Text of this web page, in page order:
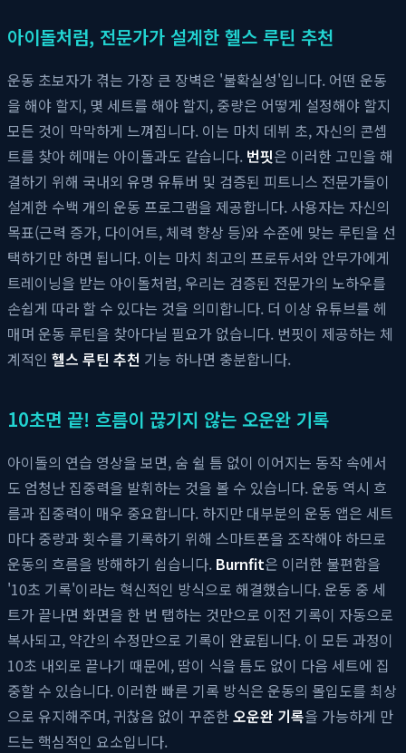
아이돌처럼, 전문가가 설계한 헬스 루틴 추천
운동 초보자가 겪는 가장 큰 장벽은 '불확실성'입니다. 어떤 운동
을 해야 할지, 몇 세트를 해야 할지, 중량은 어떻게 설정해야 할지
모든 것이 막막하게 느껴집니다. 이는 마치 데뷔 초, 자신의 콘셉
트를 찾아 헤매는 아이돌과도 같습니다. 번핏은 이러한 고민을 해
결하기 위해 국내외 유명 유튜버 및 검증된 피트니스 전문가들이
설계한 수백 개의 운동 프로그램을 제공합니다. 사용자는 자신의
목표(근력 증가, 다이어트, 체력 향상 등)와 수준에 맞는 루틴을 선
택하기만 하면 됩니다. 이는 마치 최고의 프로듀서와 안무가에게
트레이닝을 받는 아이돌처럼, 우리는 검증된 전문가의 노하우를
손쉽게 따라 할 수 있다는 것을 의미합니다. 더 이상 유튜브를 헤
매며 운동 루틴을 찾아다닐 필요가 없습니다. 번핏이 제공하는 체
계적인 헬스 루틴 추천 기능 하나면 충분합니다.
10초면 끝! 흐름이 끊기지 않는 오운완 기록
아이돌의 연습 영상을 보면, 숨 쉴 틈 없이 이어지는 동작 속에서
도 엄청난 집중력을 발휘하는 것을 볼 수 있습니다. 운동 역시 흐
름과 집중력이 매우 중요합니다. 하지만 대부분의 운동 앱은 세트
마다 중량과 횟수를 기록하기 위해 스마트폰을 조작해야 하므로
운동의 흐름을 방해하기 쉽습니다. Burnfit은 이러한 불편함을
'10초 기록'이라는 혁신적인 방식으로 해결했습니다. 운동 중 세
트가 끝나면 화면을 한 번 탭하는 것만으로 이전 기록이 자동으로
복사되고, 약간의 수정만으로 기록이 완료됩니다. 이 모든 과정이
10초 내외로 끝나기 때문에, 땀이 식을 틈도 없이 다음 세트에 집
중할 수 있습니다. 이러한 빠른 기록 방식은 운동의 몰입도를 최상
으로 유지해주며, 귀찮음 없이 꾸준한 오운완 기록을 가능하게 만
드는 핵심적인 요소입니다.